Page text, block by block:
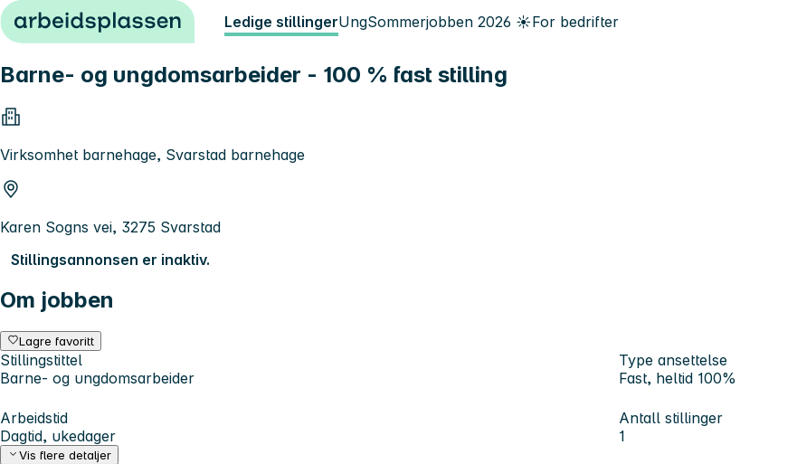
Hopp til innhold Ledige stillingerUngSommerjobben 2026 ☀️For bedrifter
Barne- og ungdomsarbeider - 100 % fast stilling
Virksomhet barnehage, Svarstad barnehage
Karen Sogns vei, 3275 Svarstad
Stillingsannonsen er inaktiv.
Om jobben
Lagre favoritt
Stillingstittel
Barne- og ungdomsarbeider
Type ansettelse
Fast, heltid 100%
Arbeidstid
Dagtid, ukedager
Antall stillinger
1
Vis flere detaljer